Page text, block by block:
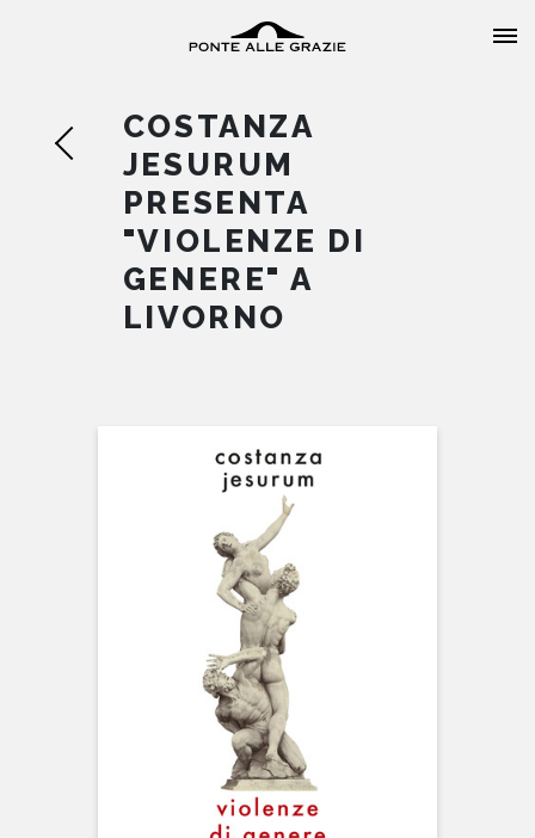
HOME
CHI SIAMO
AUTORI
EVENTI
NEWS
CONTATTI
COSTANZA
JESURUM
PRESENTA
"VIOLENZE DI
GENERE" A
LIVORNO